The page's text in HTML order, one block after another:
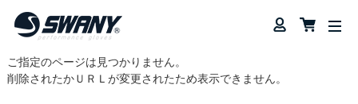
ご指定のページは見つかりません。
削除されたかＵＲＬが変更されたため表示できません。